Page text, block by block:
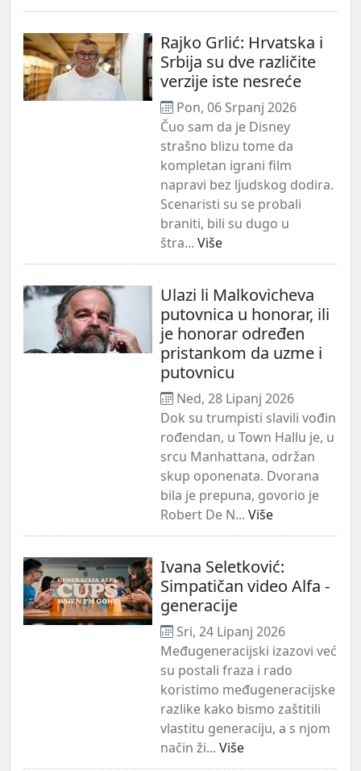
Rajko Grlić: Hrvatska i
Srbija su dve različite
verzije iste nesreće
Pon, 06 Srpanj 2026
Čuo sam da je Disney
strašno blizu tome da
kompletan igrani film
napravi bez ljudskog dodira.
Scenaristi su se probali
braniti, bili su dugo u
štra... Više
Ulazi li Malkovicheva
putovnica u honorar, ili
je honorar određen
pristankom da uzme i
putovnicu
Ned, 28 Lipanj 2026
Dok su trumpisti slavili vođin
rođendan, u Town Hallu je, u
srcu Manhattana, održan
skup oponenata. Dvorana
bila je prepuna, govorio je
Robert De N... Više
Ivana Seletković:
Simpatičan video Alfa -
generacije
Sri, 24 Lipanj 2026
Međugeneracijski izazovi već
su postali fraza i rado
koristimo međugeneracijske
razlike kako bismo zaštitili
vlastitu generaciju, a s njom
način ži... Više